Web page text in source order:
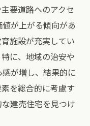
い
新トレンドを徹
要道路へのアクセ
が上がる傾向があ
施設が充実してい
に、地域の治安や
が増し、結果的に
を総合的に考慮す
建売住宅を見つけ